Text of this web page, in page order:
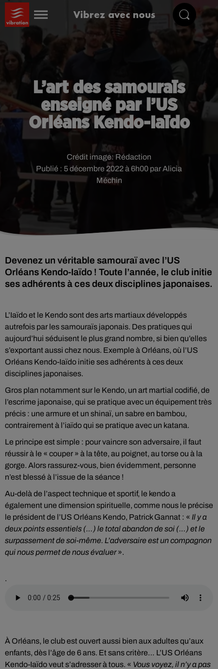
Vibrez avec nous
L’art des samouraïs
enseigné par l’US
Orléans Kendo-Iaïdo
Publié : 5 décembre 2022 à 6h00 par Alicia
Méchin
Crédit image: Rédaction
Devenez un véritable samouraï avec l’US
Orléans Kendo-Iaïdo ! Toute l’année, le club initie
ses adhérents à ces deux disciplines japonaises.
L’Iaïdo et le Kendo sont des arts martiaux développés
autrefois par les samouraïs japonais. Des pratiques qui
aujourd’hui séduisent le plus grand nombre, si bien qu’elles
s’exportant aussi chez nous. Exemple à Orléans, où l’US
Orléans Kendo-Iaïdo initie ses adhérents à ces deux
disciplines japonaises.
Gros plan notamment sur le Kendo, un art martial codifié, de
l’escrime japonaise, qui se pratique avec un équipement très
précis : une armure et un shinaï, un sabre en bambou,
contrairement à l’iaïdo qui se pratique avec un katana.
Le principe est simple : pour vaincre son adversaire, il faut
réussir à le « couper » à la tête, au poignet, au torse ou à la
gorge. Alors rassurez-vous, bien évidemment, personne
n’est blessé à l’issue de la séance !
Au-delà de l’aspect technique et sportif, le kendo a
également une dimension spirituelle, comme nous le précise
le président de l’US Orléans Kendo, Patrick Gannat : « Il y a
deux points essentiels (…) le total abandon de soi (…) et le
surpassement de soi-même. L’adversaire est un compagnon
qui nous permet de nous évaluer».
.
À Orléans, le club est ouvert aussi bien aux adultes qu’aux
enfants, dès l’âge de 6 ans. Et sans critère… L’US Orléans
Kendo-Iaïdo veut s’adresser à tous. « Vous voyez, il n’y a pas